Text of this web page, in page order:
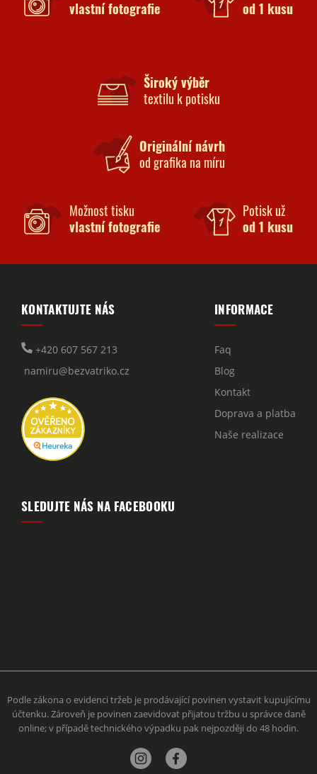
vlastní fotografie
od 1 kusu
Široký výběr
textilu k potisku
Originální návrh
od grafika na míru
Možnost tisku
vlastní fotografie
Potisk už
od 1 kusu
KONTAKTUJTE NÁS
+420 607 567 213
namiru@bezvatriko.cz
INFORMACE
Faq
Blog
Kontakt
Doprava a platba
Naše realizace
SLEDUJTE NÁS NA FACEBOOKU
Podle zákona o evidenci tržeb je prodávající povinen vystavit kupujícímu
účtenku. Zároveň je povinen zaevidovat přijatou tržbu u správce daně
online; v případě technického výpadku pak nejpozději do 48 hodin.